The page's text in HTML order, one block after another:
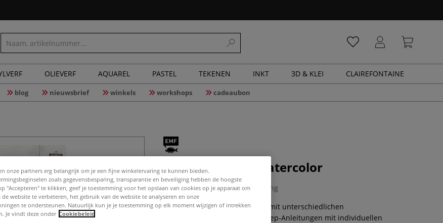
OLIEVERF AQUAREL PASTEL TEKENEN INKT 3D & KLEI CLAIREFONTAINE
blog nieuwsbrief winkels workshops cadeaubon
Welcome Home Watercolor
0 Beoordeling
20 hyggellige Watercolor-Motive mit unterschiedlichen
Schwierigkeitsgraden. Step-by-Step-Anleitungen mit individuellen
onze partners erg belangrijk om je een fijne winkelervaring te kunnen bieden.
zoals gegevensbesparing, transparantie en beveiliging hebben de hoogste
"Accepteren" te klikken, geef je toestemming voor het opslaan van cookies op je apparaat om
website te verbeteren, het gebruik van de website te analyseren en onze
te ondersteunen. Natuurlijk kun je je toestemming op elk moment wijzigen of intrekken
Je vindt deze onder Cookiebeleid